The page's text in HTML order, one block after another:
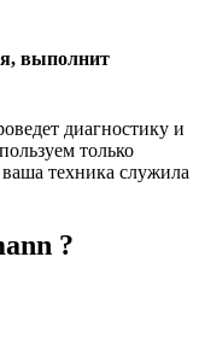
выполнит
диагностику и
только
техника служила
?